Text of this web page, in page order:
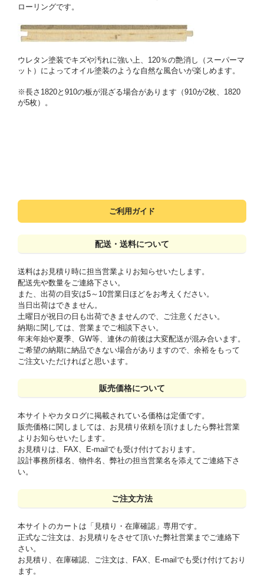
ローリングです。
ウレタン塗装でキズや汚れに強い上、120％の艶消し（スーパーマ
ット）によってオイル塗装のような自然な風合いが楽しめます。
※長さ1820と910の板が混ざる場合があります（910が2枚、1820
が5枚）。
ご利用ガイド
配送・送料について
送料はお見積り時に担当営業よりお知らせいたします。
配送先や数量をご連絡下さい。
また、出荷の目安は5～10営業日ほどをお考えください。
当日出荷はできません。
土曜日が祝日の日も出荷できませんので、ご注意ください。
納期に関しては、営業までご相談下さい。
年末年始や夏季、GW等、連休の前後は大変配送が混み合います。
ご希望の納期に納品できない場合がありますので、余裕をもって
ご注文いただければと思います。
販売価格について
本サイトやカタログに掲載されている価格は定価です。
販売価格に関しましては、お見積り依頼を頂けましたら弊社営業
よりお知らせいたします。
お見積りは、FAX、E-mailでも受け付けております。
設計事務所様名、物件名、弊社の担当営業名を添えてご連絡下さ
い。
ご注文方法
本サイトのカートは「見積り・在庫確認」専用です。
正式なご注文は、お見積りをさせて頂いた弊社営業までご連絡下
さい。
お見積り、在庫確認、ご注文は、FAX、E-mailでも受け付けており
ます。